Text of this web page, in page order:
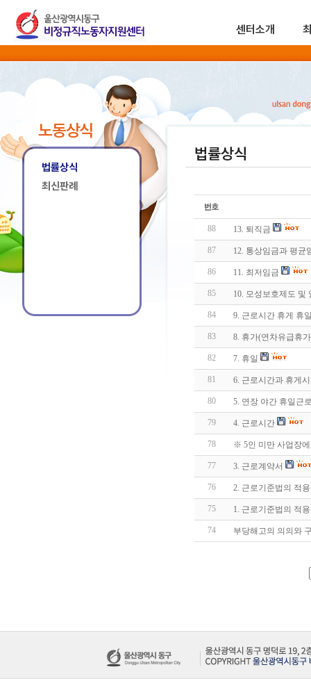
센터소개
노동상식
법률상식
최신판례
법률상식
88 13. 퇴직금
87 12. 통상임금과 평균
86 11. 최저임금
85 10. 모성보호제도 및
84 9. 근로시간 휴게 휴
83 8. 휴가(연차유급휴
82 7. 휴일
81 6. 근로시간과 휴게
80 5. 연장 야간 휴일근
79 4. 근로시간
78 ※ 5인 미만 사업장
77 3. 근로계약서
76 2. 근로기준법의 적
75 1. 근로기준법의 적
74 부당해고의 의의와